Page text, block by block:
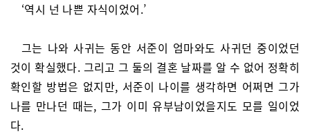
‘역시 넌 나쁜 자식이었어.’
그는 나와 사귀는 동안 서준이 엄마와도 사귀던 중이었던
것이 확실했다. 그리고 그 둘의 결혼 날짜를 알 수 없어 정확히
확인할 방법은 없지만, 서준이 나이를 생각하면 어쩌면 그가
나를 만나던 때는, 그가 이미 유부남이었을지도 모를 일이었
다.